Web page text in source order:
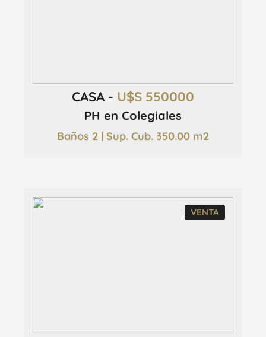
CASA - U$S 550000
PH en Colegiales
Baños 2 | Sup. Cub. 350.00 m2
VENTA